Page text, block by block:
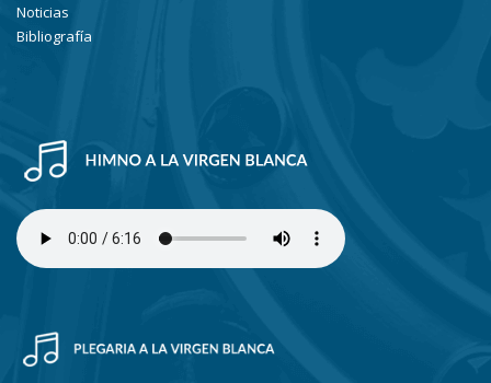
Noticias
Bibliografía